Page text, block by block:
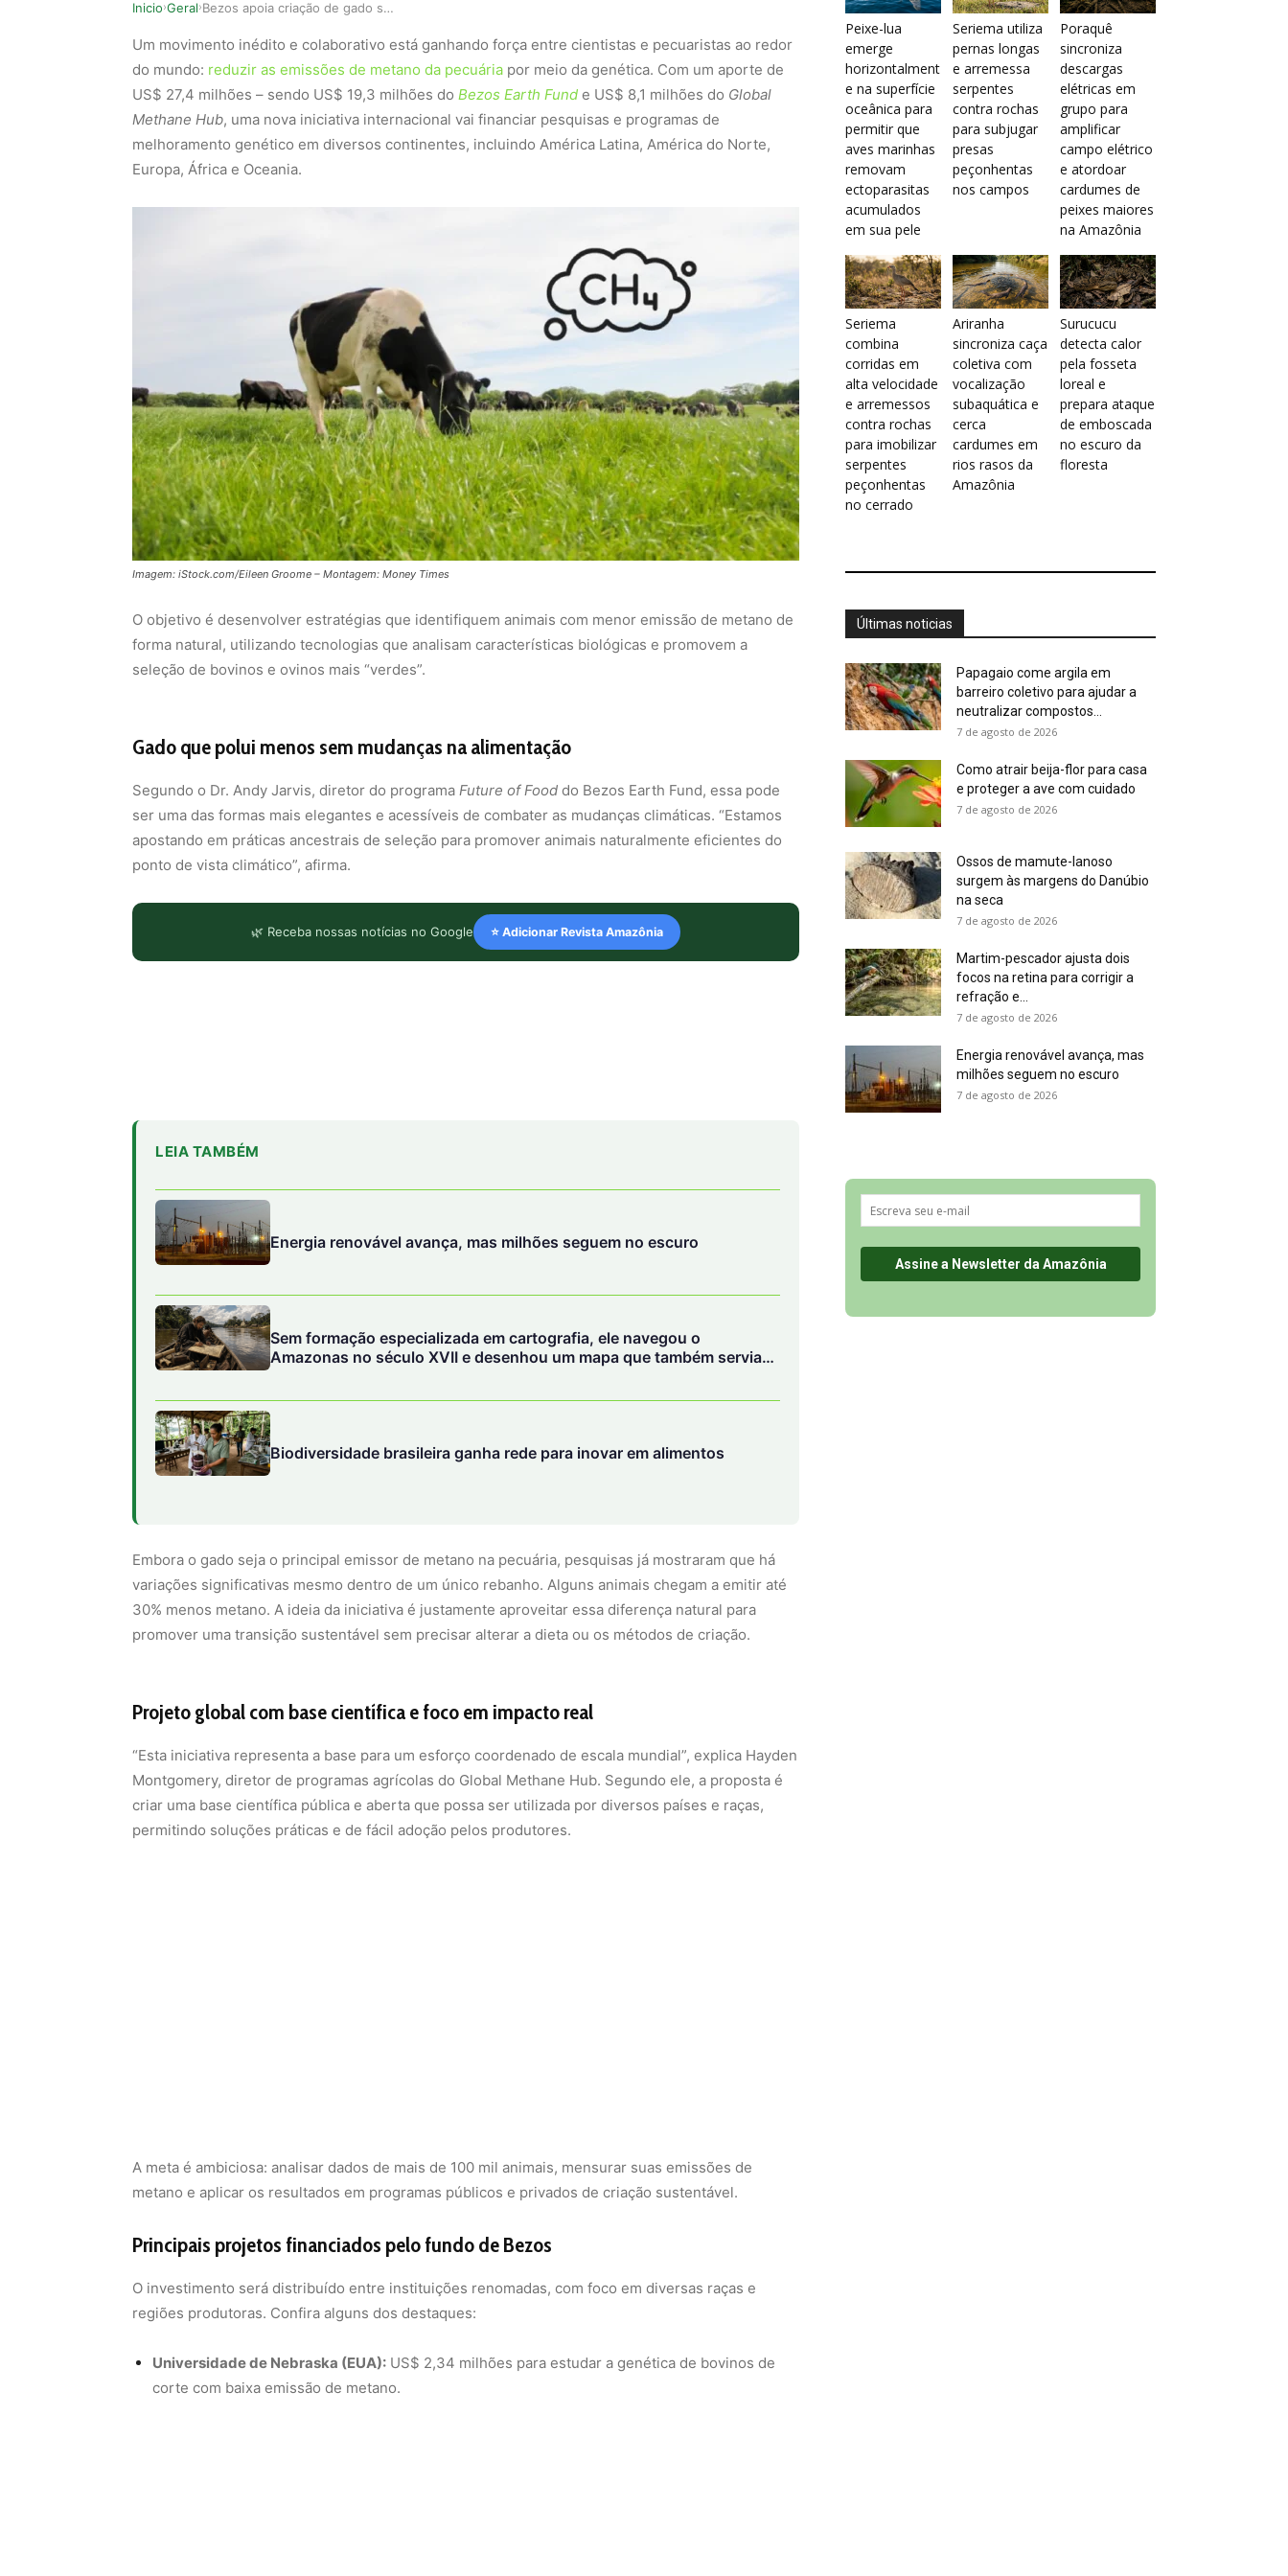
Inicio›Geral› Bezos apoia criação de gado sustentável com inv…
Um movimento inédito e colaborativo está ganhando força entre cientistas e pecuaristas ao redor
do mundo: reduzir as emissões de metano da pecuária por meio da genética. Com um aporte de
US$ 27,4 milhões – sendo US$ 19,3 milhões do Bezos Earth Fund e US$ 8,1 milhões do Global
Methane Hub, uma nova iniciativa internacional vai financiar pesquisas e programas de
melhoramento genético em diversos continentes, incluindo América Latina, América do Norte,
Europa, África e Oceania.
Imagem: iStock.com/Eileen Groome – Montagem: Money Times
O objetivo é desenvolver estratégias que identifiquem animais com menor emissão de metano de
forma natural, utilizando tecnologias que analisam características biológicas e promovem a
seleção de bovinos e ovinos mais “verdes”.
Gado que polui menos sem mudanças na alimentação
Segundo o Dr. Andy Jarvis, diretor do programa Future of Food do Bezos Earth Fund, essa pode
ser uma das formas mais elegantes e acessíveis de combater as mudanças climáticas. “Estamos
apostando em práticas ancestrais de seleção para promover animais naturalmente eficientes do
ponto de vista climático”, afirma.
🌿 Receba nossas notícias no Google ⭐ Adicionar Revista Amazônia
LEIA TAMBÉM
Energia renovável avança, mas milhões seguem no escuro
Sem formação especializada em cartografia, ele navegou o
Amazonas no século XVII e desenhou um mapa que também servia
Biodiversidade brasileira ganha rede para inovar em alimentos
Embora o gado seja o principal emissor de metano na pecuária, pesquisas já mostraram que há
variações significativas mesmo dentro de um único rebanho. Alguns animais chegam a emitir até
30% menos metano. A ideia da iniciativa é justamente aproveitar essa diferença natural para
promover uma transição sustentável sem precisar alterar a dieta ou os métodos de criação.
Projeto global com base científica e foco em impacto real
“Esta iniciativa representa a base para um esforço coordenado de escala mundial”, explica Hayden
Montgomery, diretor de programas agrícolas do Global Methane Hub. Segundo ele, a proposta é
criar uma base científica pública e aberta que possa ser utilizada por diversos países e raças,
permitindo soluções práticas e de fácil adoção pelos produtores.
Universidade de Nebraska (EUA):US$ 2,34 milhões para estudar a genética de bovinos de
Peixe-lua
emerge
horizontalment
e na superfície
oceânica para
permitir que
aves marinhas
removam
ectoparasitas
acumulados
em sua pele
Seriema utiliza
pernas longas
e arremessa
serpentes
contra rochas
para subjugar
presas
peçonhentas
nos campos
Poraquê
sincroniza
descargas
elétricas em
grupo para
amplificar
campo elétrico
e atordoar
cardumes de
peixes maiores
na Amazônia
Seriema
combina
corridas em
alta velocidade
e arremessos
contra rochas
para imobilizar
serpentes
peçonhentas
no cerrado
Ariranha
sincroniza caça
coletiva com
vocalização
subaquática e
cerca
cardumes em
rios rasos da
Amazônia
Surucucu
detecta calor
pela fosseta
loreal e
prepara ataque
de emboscada
no escuro da
floresta
Últimas noticias
Papagaio come argila em
barreiro coletivo para ajudar a
neutralizar compostos...
7 de agosto de 2026
Como atrair beija-flor para casa
e proteger a ave com cuidado
7 de agosto de 2026
Ossos de mamute-lanoso
surgem às margens do Danúbio
na seca
7 de agosto de 2026
Martim-pescador ajusta dois
focos na retina para corrigir a
refração e...
7 de agosto de 2026
Energia renovável avança, mas
milhões seguem no escuro
7 de agosto de 2026